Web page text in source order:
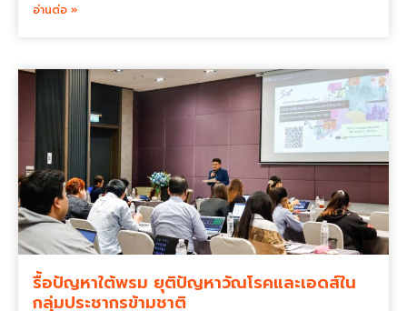
อ่านต่อ »
รื้อปัญหาใต้พรม ยุติปัญหาวัณโรคและเอดส์ใน
กลุ่มประชากรข้ามชาติ